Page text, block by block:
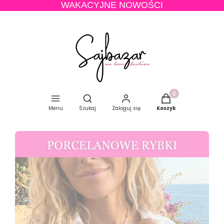
WAKACYJNE NOWOŚCI
Menu
Otwórz wyszukiwarkę
Szukaj Zaloguj się
Produkty w
Koszyk